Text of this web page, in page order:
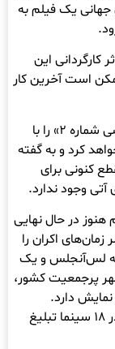
یک فیلم به
کارگردانی این
ساله بودنش، ممکن است آخرین کار
کمپانی برادران وارنر نیز چهار روز بعد فیلم «قاضی شماره ۲» را با
۵۰ سینما عرضه خواهد کرد و به گفته
کنونی برای
وجود ندارد.
هنوز در حال نهایی
۲» در حال حاضر زمان‌های اکران را
لس‌آنجلس و یک
در شیکاگو فهرست کرده است. در ۲۵ شهر پرجمعیت کشور،
در کمتر از ۲۵ سالن نمایش دارد.
وب‌سایت رسمی فیلم تنها زمان‌های نمایش را در ۱۸ سینما تبلیغ